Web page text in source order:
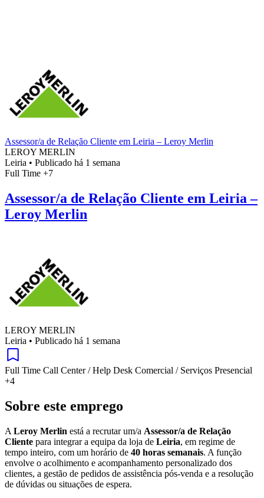
Assessor/a de Relação Cliente em Leiria – Leroy Merlin
LEROY MERLIN
Leiria • Publicado há 1 semana
Full Time +7
Assessor/a de Relação Cliente em Leiria –
Leroy Merlin
LEROY MERLIN
Leiria • Publicado há 1 semana
Full Time Call Center / Help Desk Comercial / Serviços Presencial
+4
Sobre este emprego
A Leroy Merlin está a recrutar um/a Assessor/a de Relação
Cliente para integrar a equipa da loja de Leiria, em regime de
tempo inteiro, com um horário de 40 horas semanais. A função
envolve o acolhimento e acompanhamento personalizado dos
clientes, a gestão de pedidos de assistência pós-venda e a resolução
de dúvidas ou situações de espera.